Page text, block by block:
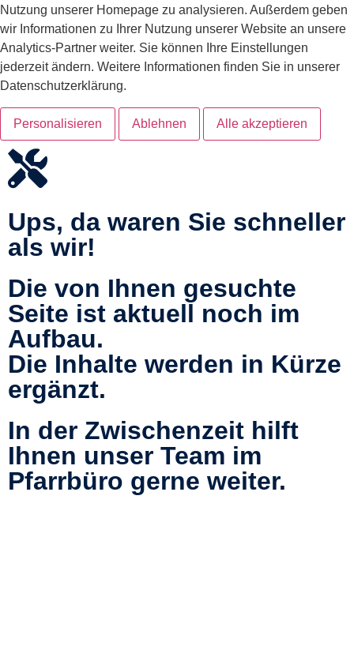
Nutzung unserer Homepage zu analysieren. Außerdem geben
wir Informationen zu Ihrer Nutzung unserer Website an unsere
Analytics-Partner weiter. Sie können Ihre Einstellungen
jederzeit ändern. Weitere Informationen finden Sie in unserer
Datenschutzerklärung.
Personalisieren Ablehnen Alle akzeptieren
Ups, da waren Sie schneller
als wir!
Die von Ihnen gesuchte
Seite ist aktuell noch im
Aufbau.
Die Inhalte werden in Kürze
ergänzt.
In der Zwischenzeit hilft
Ihnen unser Team im
Pfarrbüro gerne weiter.